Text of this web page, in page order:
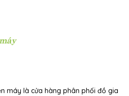
máy là cửa hàng phân phối đồ gia